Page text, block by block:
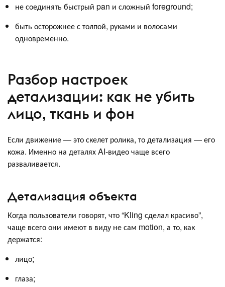
не соединять быстрый pan и сложный foreground;
быть осторожнее с толпой, руками и волосами
одновременно.
Разбор настроек
детализации: как не убить
лицо, ткань и фон
Если движение — это скелет ролика, то детализация — его
кожа. Именно на деталях AI-видео чаще всего
разваливается.
Детализация объекта
Когда пользователи говорят, что “Kling сделал красиво”,
чаще всего они имеют в виду не сам motion, а то, как
держатся:
лицо;
глаза;